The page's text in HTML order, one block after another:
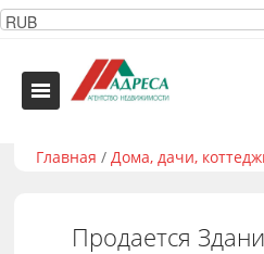
Главная / Дома, дачи,
Продается